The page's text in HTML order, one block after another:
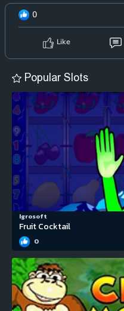
0
Like
Popular Slots
Igrosoft
Fruit Cocktail
0